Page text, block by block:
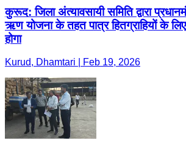
कुरूद: जिला अंत्यावसायी समिति द्वारा
ऋण योजना के तहत पात्र हितग्राहियों के
होगा
Kurud, Dhamtari | Feb 19, 2026